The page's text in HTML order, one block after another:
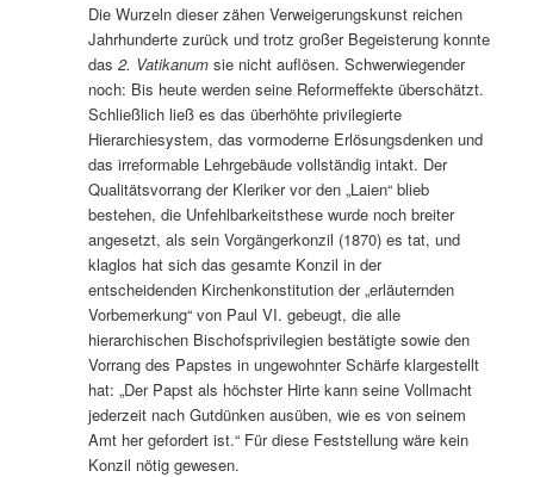
Die Wurzeln dieser zähen Verweigerungskunst reichen
Jahrhunderte zurück und trotz großer Begeisterung konnte
das2. Vatikanum sie nicht auflösen. Schwerwiegender
noch: Bis heute werden seine Reformeffekte überschätzt.
Schließlich ließ es das überhöhte privilegierte
Hierarchiesystem, das vormoderne Erlösungsdenken und
das irreformable Lehrgebäude vollständig intakt. Der
Qualitätsvorrang der Kleriker vor den „Laien“ blieb
bestehen, die Unfehlbarkeitsthese wurde noch breiter
angesetzt, als sein Vorgängerkonzil (1870) es tat, und
klaglos hat sich das gesamte Konzil in der
entscheidenden Kirchenkonstitution der „erläuternden
Vorbemerkung“ von Paul VI. gebeugt, die alle
hierarchischen Bischofsprivilegien bestätigte sowie den
Vorrang des Papstes in ungewohnter Schärfe klargestellt
hat: „Der Papst als höchster Hirte kann seine Vollmacht
jederzeit nach Gutdünken ausüben, wie es von seinem
Amt her gefordert ist.“ Für diese Feststellung wäre kein
Konzil nötig gewesen.